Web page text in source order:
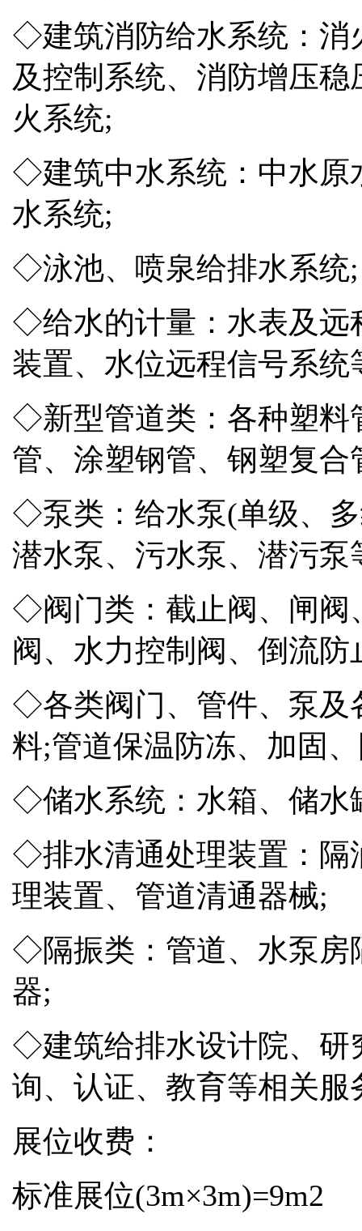
◇建筑消防给水系统：消
及控制系统、消防增压
火系统;
◇建筑中水系统：中水原
水系统;
◇泳池、喷泉给排水系统;
◇给水的计量：水表及远
装置、水位远程信号系统
◇新型管道类：各种塑料
管、涂塑钢管、钢塑复
◇泵类：给水泵(单级、
潜水泵、污水泵、潜污泵
◇阀门类：截止阀、闸阀
阀、水力控制阀、倒流
◇各类阀门、管件、泵及
料;管道保温防冻、加固
◇储水系统：水箱、储水
◇排水清通处理装置：隔
理装置、管道清通器械;
◇隔振类：管道、水泵房
器;
◇建筑给排水设计院、研
询、认证、教育等相关服
展位收费：
标准展位(3m×3m)=9m2